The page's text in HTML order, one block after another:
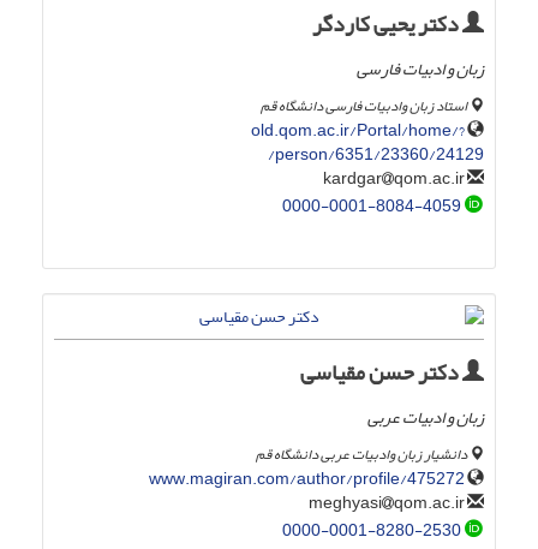
دکتر یحیی کاردگر
زبان و ادبیات فارسی
استاد زبان وادبیات فارسی دانشگاه قم
old.qom.ac.ir/Portal/home/?
person/6351/23360/24129/
qom.ac.ir
0000-0001-8084-4059
دکتر حسن مقیاسی
زبان و ادبیات عربی
دانشیار زبان وادبیات عربی دانشگاه قم
www.magiran.com/author/profile/475272
qom.ac.ir
0000-0001-8280-2530